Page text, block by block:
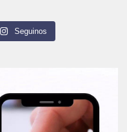
Seguinos